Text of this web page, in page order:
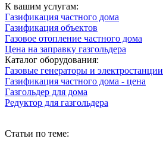
К вашим услугам:
Газификация частного дома
Газификация объектов
Газовое отопление частного дома
Цена на заправку газгольдера
Каталог оборудования:
Газовые генераторы и электростанции
Газификация частного дома - цена
Газгольдер для дома
Редуктор для газгольдера
Статьи по теме: